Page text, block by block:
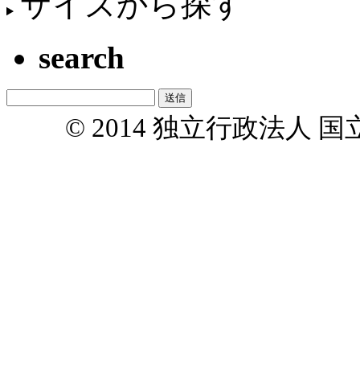
search
© 2014 独立行政法人 国